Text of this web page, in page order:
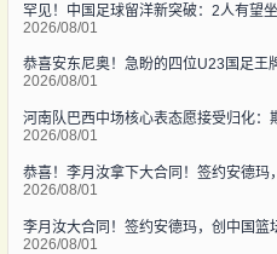
罕见！中国足球留洋新突破：2人有望
2026/08/01
恭喜安东尼奥！急盼的四位U23国足王
2026/08/01
河南队巴西中场核心表态愿接受归化：
2026/08/01
2026/08/01
李月汝大合同！签约安德玛，创中国篮
2026/08/01